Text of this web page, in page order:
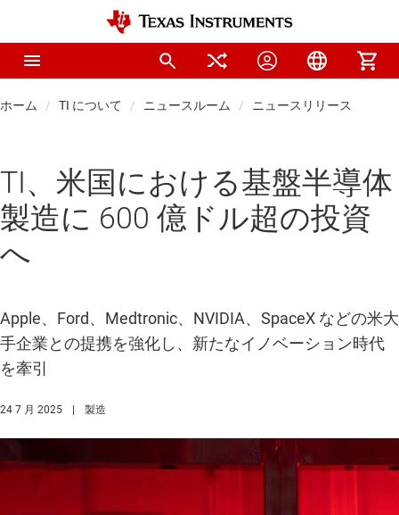
ホーム TI について ニュースルーム ニュースリリース
TI、米国における基盤半導体
製造に 600 億ドル超の投資
へ
Apple、Ford、Medtronic、NVIDIA、SpaceX などの米大
手企業との提携を強化し、新たなイノベーション時代
を牽引
24 7 月 2025 製造